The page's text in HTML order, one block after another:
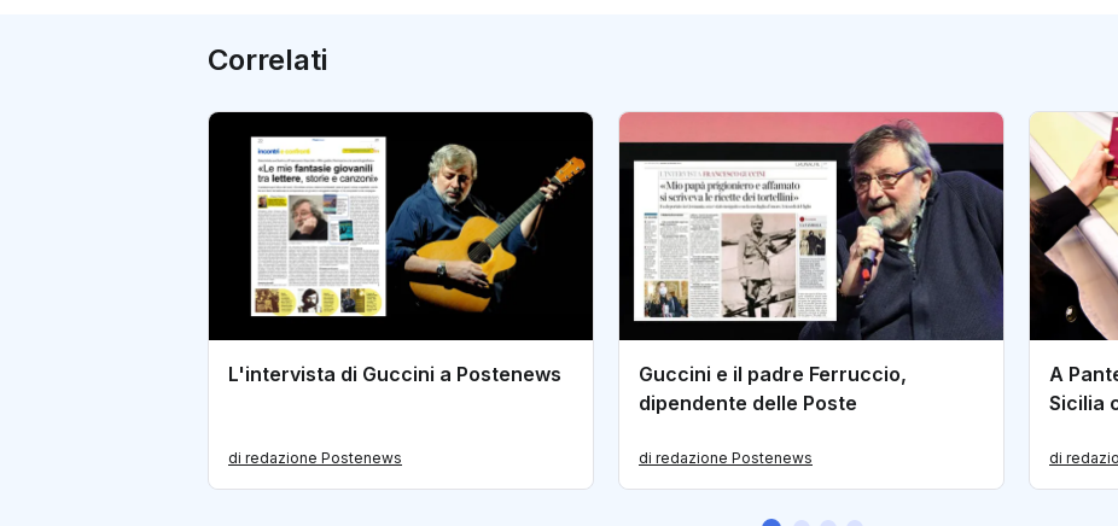
Correlati
L'intervista di Guccini a Postenews
di redazione Postenews
Guccini e il padre Ferruccio,
dipendente delle Poste
di redazione Postenews
A
Sicilia
di